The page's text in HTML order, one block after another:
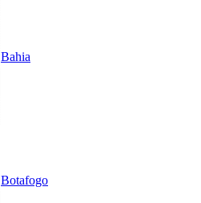
Bahia
Botafogo